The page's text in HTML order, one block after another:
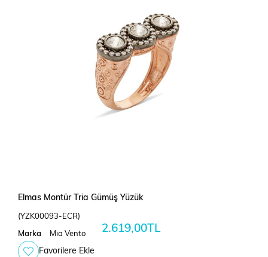
Elmas Montür Tria Gümüş Yüzük
(YZK00093-ECR)
Marka Mia Vento 2.619,00TL
Favorilere Ekle